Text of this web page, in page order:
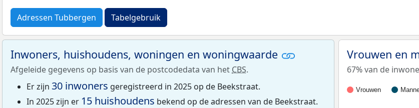
Adressen Tubbergen Tabelgebruik
Inwoners, huishoudens, woningen en woningwaarde
Afgeleide gegevens op basis van de postcodedata van het CBS.
Er zijn 30 inwoners geregistreerd in 2025 op de Beekstraat.
In 2025 zijn er 15 huishoudens bekend op de adressen van de Beekstraat.
Vrouwen en
67% van de
Vrouwen